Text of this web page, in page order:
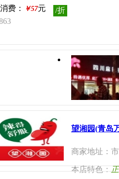
费： ￥57元
/折
望湘园(青岛
商家地址：
本店特色：